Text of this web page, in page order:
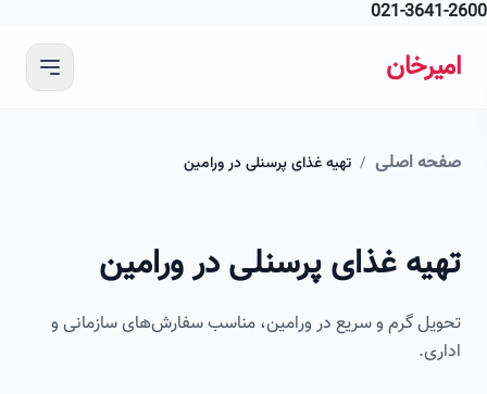
021-
اصلی / تهیه غذای پرسنلی در ورامین
غذای پرسنلی در ورامین
گرم و سریع در ورامین، مناسب سفارش‌های سازمانی و
تصویر این صفحه به زودی اضافه می‌شود